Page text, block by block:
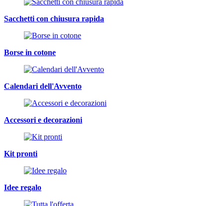
Sacchetti con chiusura rapida
Borse in cotone
Calendari dell'Avvento
Accessori e decorazioni
Kit pronti
Idee regalo